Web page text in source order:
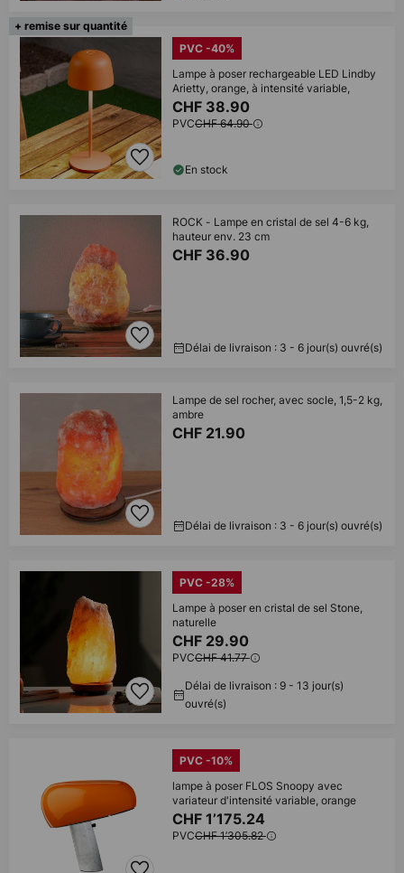
+ remise sur quantité
PVC -40%
Lampe à poser rechargeable LED Lindby
Arietty, orange, à intensité variable,
CHF 38.90
PVCCHF 64.90
En stock
ROCK - Lampe en cristal de sel 4-6 kg,
hauteur env. 23 cm
CHF 36.90
Délai de livraison : 3 - 6 jour(s) ouvré(s)
Lampe de sel rocher, avec socle, 1,5-2 kg,
ambre
CHF 21.90
Délai de livraison : 3 - 6 jour(s) ouvré(s)
PVC -28%
Lampe à poser en cristal de sel Stone,
naturelle
CHF 29.90
PVCCHF 41.77
Délai de livraison : 9 - 13 jour(s)
ouvré(s)
PVC -10%
lampe à poser FLOS Snoopy avec
variateur d'intensité variable, orange
CHF 1’175.24
PVCCHF 1’305.82